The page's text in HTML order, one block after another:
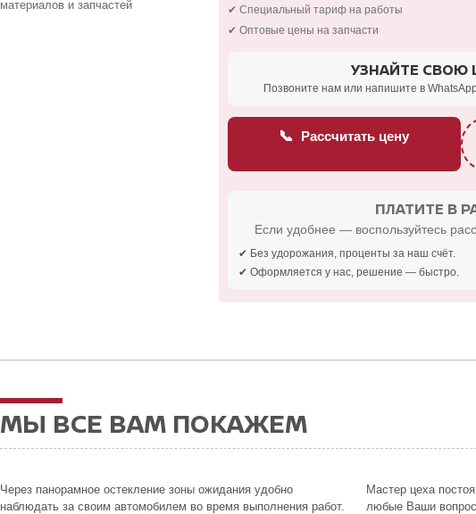
материалов и запчастей
✔ Специальный тариф на работы
✔ Оптовые цены на запчасти
УЗНАЙТЕ СВОЮ
Позвоните нам или напишите в
📞 Рассчитать цену
ПЛАТИТЕ В
Если удобнее — воспользуйтесь
✔ Без удорожания, проценты за наш счёт.
✔ Оформляется у нас, решение — быстро.
МЫ ВСЕ ВАМ ПОКАЖЕМ
Через панорамное остекление зоны ожидания удобно
наблюдать за своим автомобилем во время выполнения работ.
Мастер цеха
любые Ваши